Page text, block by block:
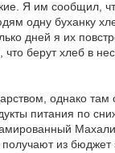
Я им сообщил,
одну буханку
дней я их
берут хлеб в
однако там
питания по
из